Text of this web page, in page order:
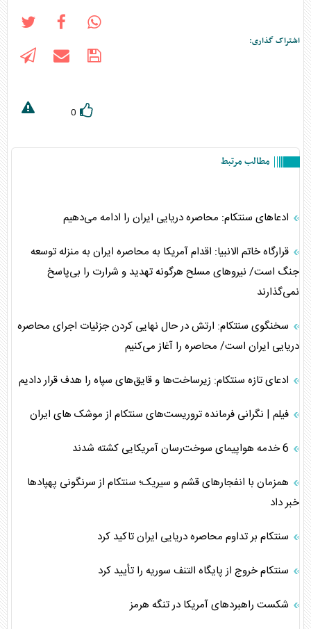
اشتراک گذاری:
0
مطالب مرتبط
ادعا‌های سنتکام: محاصره دریایی ایران را ادامه می‌دهیم
قرارگاه خاتم الانبیا: اقدام آمریکا به محاصره ایران به منزله توسعه
جنگ است/ نیرو‌های مسلح هرگونه تهدید و شرارت را بی‌پاسخ
نمی‌گذارند
سخنگوی سنتکام: ارتش در حال نهایی کردن جزئیات اجرای محاصره
دریایی ایران است/ محاصره را آغاز می‌کنیم
ادعای تازه سنتکام: زیرساخت‌ها و قایق‌های سپاه را هدف قرار دادیم
فیلم | نگرانی فرمانده تروریست‌های سنتکام از موشک های ایران
همزمان با انفجارهای قشم و سیریک؛ سنتکام از سرنگونی پهپادها
خبر داد
سنتکام بر تداوم محاصره دریایی ایران تاکید کرد
سنتکام خروج از پایگاه التنف سوریه را تأیید کرد
شکست راهبردهای آمریکا در تنگه هرمز